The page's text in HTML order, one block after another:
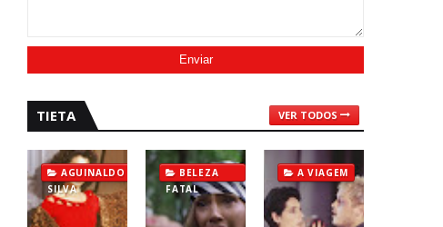
TIETA VER TODOS
AGUINALDO
SILVA
BELEZA
FATAL
A VIAGEM